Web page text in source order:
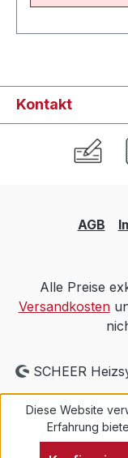
Kontakt
AGB
Alle Preise
Versandkosten
SCHEER
Diese Website
Erfahrung